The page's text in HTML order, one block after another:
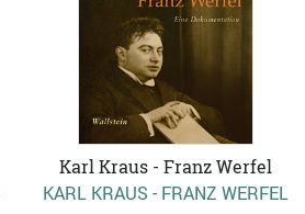
Karl Kraus - Franz Werfel
KARL KRAUS - FRANZ WERFEL